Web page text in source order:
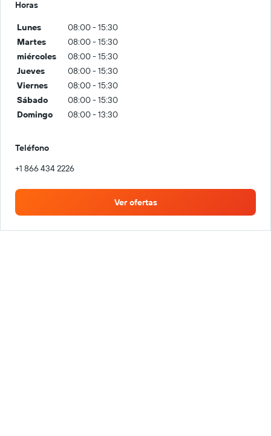
Horas
Lunes
08:00 - 15:30
Martes
08:00 - 15:30
miércoles
08:00 - 15:30
Jueves
08:00 - 15:30
Viernes
08:00 - 15:30
Sábado
08:00 - 15:30
Domingo
08:00 - 13:30
Teléfono
+1 866 434 2226
Ver ofertas